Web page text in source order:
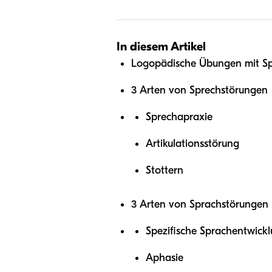
In diesem Artikel
Logopädische Übungen mit
3 Arten von Sprechstörungen
Sprechapraxie
Artikulationsstörung
Stottern
3 Arten von Sprachstörungen
Spezifische
Aphasie